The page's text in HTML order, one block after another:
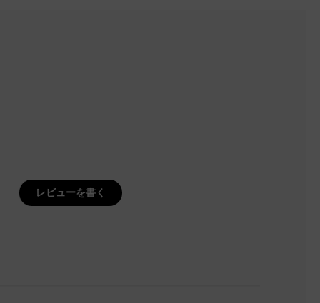
レビューを書く